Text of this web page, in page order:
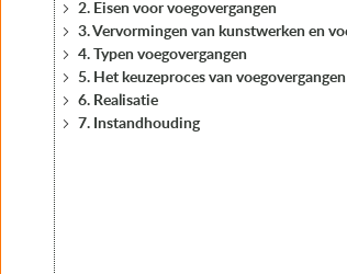
2. Eisen voor voegovergangen
3. Vervormingen van kunstwerken en
4. Typen voegovergangen
5. Het keuzeproces van voegovergangen
6. Realisatie
7. Instandhouding